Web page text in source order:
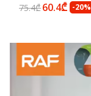
75.4₾60.4₾ -20%